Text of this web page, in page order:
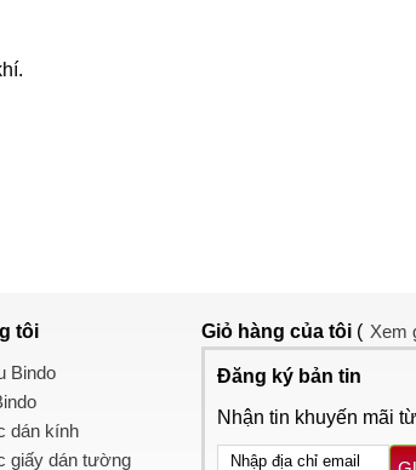
tôi
Bindo
dán kính
giấy dán tường
Giỏ hàng của tôi ( Xem
Đăng ký bản tin
Nhận tin khuyến mãi